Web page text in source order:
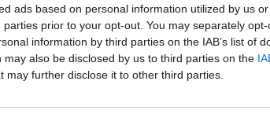
ads based on personal information utilized by us
prior to your opt-out. You may separately
information by third parties on the IAB’s list of
also be disclosed by us to third parties on the
may further disclose it to other third parties.